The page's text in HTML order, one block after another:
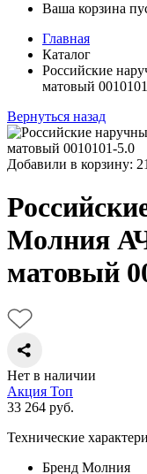
Ваша корзина
Главная
Каталог
Российские
матовый
Вернуться назад
Добавили в корзину:
Молния
матовый
Нет в наличии
Акция Топ
33 264 руб.
Технические
Бренд Молния